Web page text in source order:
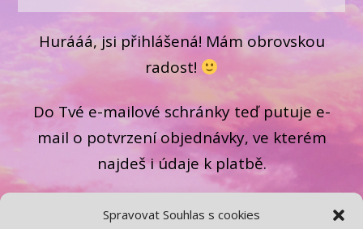
Spravovat Souhlas s cookies
Hurááá, jsi přihlášená! Mám obrovskou
radost!
Do Tvé e-mailové schránky teď putuje e-
mail o potvrzení objednávky, ve kterém
najdeš i údaje k platbě.
facebookové skupině.